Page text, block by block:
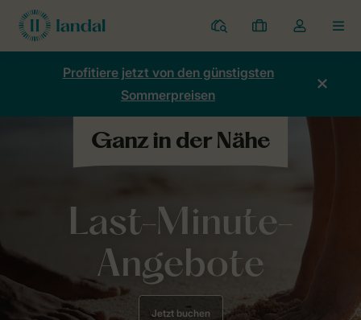
Ferienparks
Meine
Buchungen
Dropdown-
Menü
Kontos
Profitiere jetzt von den günstigsten
Sommerpreisen
Last-Minute-
Angebote
Jetzt buchen